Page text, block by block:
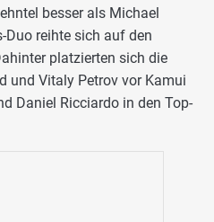
besser als Michael
Duo reihte sich auf den
platzierten sich die
und Vitaly Petrov vor Kamui
Daniel Ricciardo in den Top-